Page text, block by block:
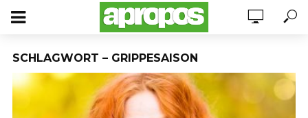
SCHLAGWORT – GRIPPESAISON